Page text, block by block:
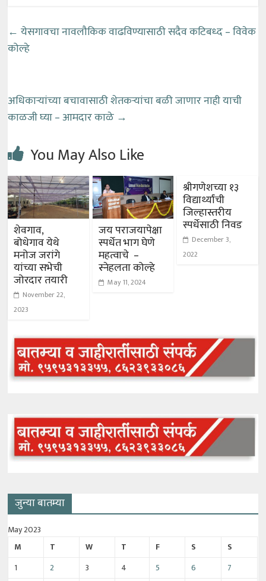
← येसगावचा नावलौकिक वाढविण्यासाठी सदैव कटिबध्द – विवेक
कोल्हे
अधिकाऱ्यांच्या बचावासाठी शेतकऱ्यांचा बळी जाणार नाही याची
काळजी घ्या – आमदार काळे →
You May Also Like
शेवगाव,
बोधेगाव येथे
मनोज जरांगे
यांच्या सभेची
जोरदार तयारी
November 22,
2023
जय पराजयापेक्षा
स्पर्धेत भाग घेणे
महत्वाचे –
स्नेहलता कोल्हे
May 11, 2024
श्रीगणेशच्या १३
विद्यार्थ्यांची
जिल्हास्तरीय
स्पर्धेसाठी निवड
December 3,
2022
जुन्या बातम्या
May 2023
M
T W T F S
S
1
2 3 4 5 6 7